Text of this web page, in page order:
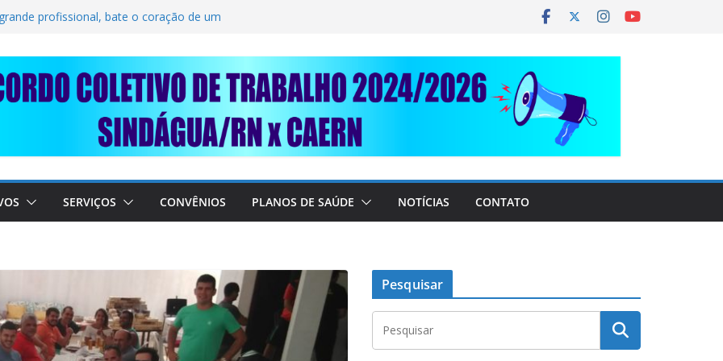
AJUDE O NOSSO
DO SINDÁGUA/RN! 📢
em importante debate com o Ministro
SERVIÇOS CONVÊNIOS PLANOS DE SAÚDE NOTÍCIAS CONTATO
Pesquisar